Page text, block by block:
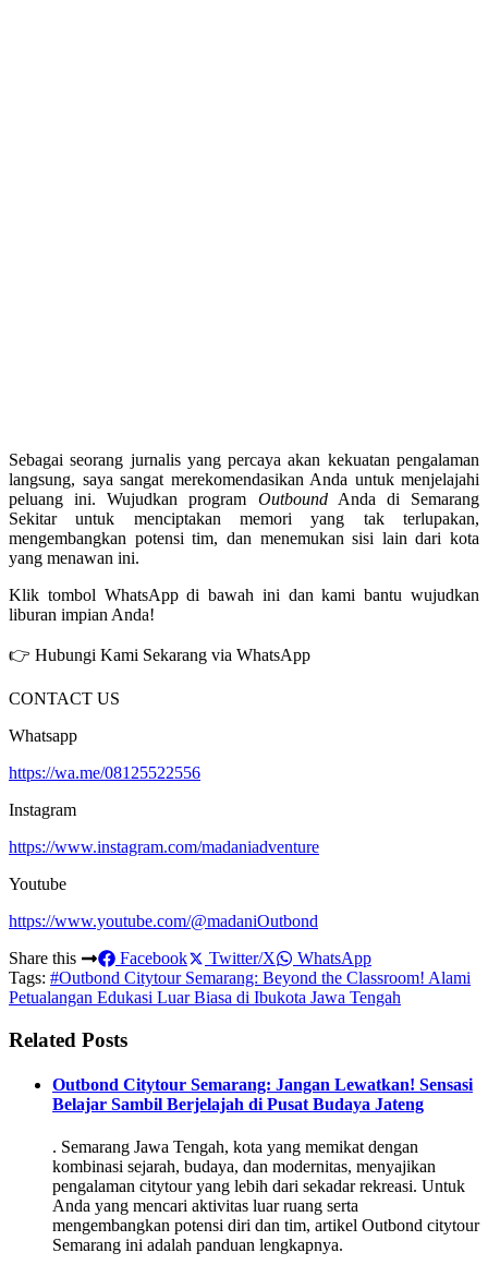
Sebagai seorang jurnalis yang percaya akan kekuatan pengalaman
langsung, saya sangat merekomendasikan Anda untuk menjelajahi
peluang ini. Wujudkan program OutboundAnda di Semarang
Sekitar untuk menciptakan memori yang tak terlupakan,
mengembangkan potensi tim, dan menemukan sisi lain dari kota
yang menawan ini.
Klik tombol WhatsApp di bawah ini dan kami bantu wujudkan
liburan impian Anda!
👉 Hubungi Kami Sekarang via WhatsApp
CONTACT US
Whatsapp
https://wa.me/08125522556
Instagram
https://www.instagram.com/madaniadventure
Youtube
https://www.youtube.com/@madaniOutbond
Share this
Facebook Twitter/X
WhatsApp
Tags: #Outbond Citytour Semarang: Beyond the Classroom! Alami
Petualangan Edukasi Luar Biasa di Ibukota Jawa Tengah
Related Posts
Outbond Citytour Semarang: Jangan Lewatkan! Sensasi
Belajar Sambil Berjelajah di Pusat Budaya Jateng
. Semarang Jawa Tengah, kota yang memikat dengan
kombinasi sejarah, budaya, dan modernitas, menyajikan
pengalaman citytour yang lebih dari sekadar rekreasi. Untuk
Anda yang mencari aktivitas luar ruang serta
mengembangkan potensi diri dan tim, artikel Outbond citytour
Semarang ini adalah panduan lengkapnya.